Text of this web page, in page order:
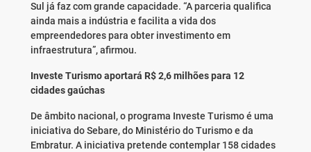
Sul já faz com grande capacidade. “A parceria qualifica
ainda mais a indústria e facilita a vida dos
empreendedores para obter investimento em
infraestrutura”, afirmou.
Investe Turismo aportará R$ 2,6 milhões para 12
cidades gaúchas
De âmbito nacional, o programa Investe Turismo é uma
iniciativa do Sebare, do Ministério do Turismo e da
Embratur. A iniciativa pretende contemplar 158 cidades